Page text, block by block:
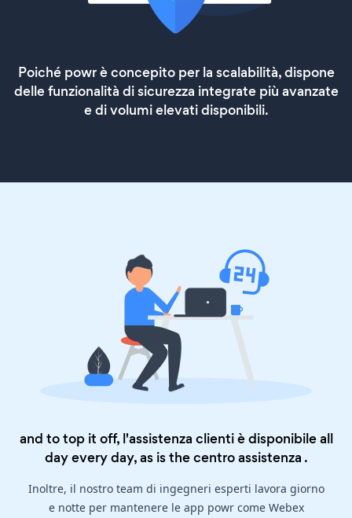
Poiché powr è concepito per la scalabilità, dispone
delle funzionalità di sicurezza integrate più avanzate
e di volumi elevati disponibili.
and to top it off, l'assistenza clienti è disponibile all
day every day, as is thecentro assistenza .
Inoltre, il nostro team di ingegneri esperti lavora giorno
e notte per mantenere le app powr come Webex